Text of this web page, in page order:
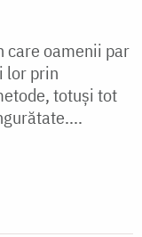
care oamenii par
lor prin
totuși tot